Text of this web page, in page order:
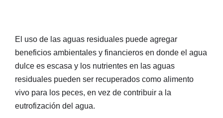
El uso de las aguas residuales puede agregar
beneficios ambientales y financieros en donde el agua
dulce es escasa y los nutrientes en las aguas
residuales pueden ser recuperados como alimento
vivo para los peces, en vez de contribuir a la
eutrofización del agua.